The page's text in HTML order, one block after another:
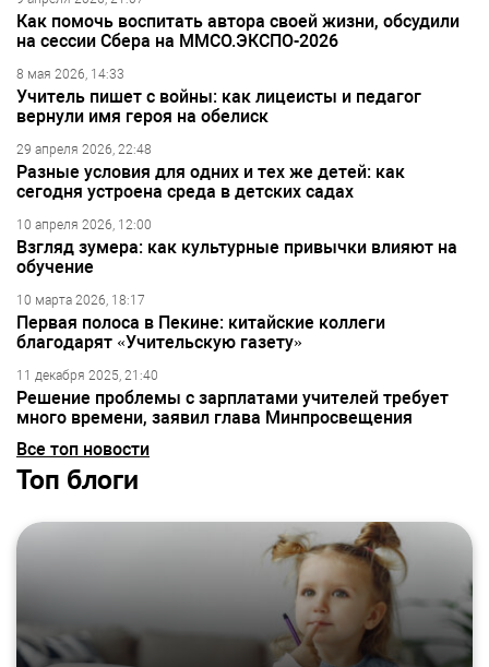
Как помочь воспитать автора своей жизни, обсудили
на сессии Сбера на ММСО.ЭКСПО-2026
8 мая 2026, 14:33
Учитель пишет с войны: как лицеисты и педагог
вернули имя героя на обелиск
29 апреля 2026, 22:48
Разные условия для одних и тех же детей: как
сегодня устроена среда в детских садах
10 апреля 2026, 12:00
Взгляд зумера: как культурные привычки влияют на
обучение
10 марта 2026, 18:17
Первая полоса в Пекине: китайские коллеги
благодарят «Учительскую газету»
11 декабря 2025, 21:40
Решение проблемы с зарплатами учителей требует
много времени, заявил глава Минпросвещения
Все топ новости
Топ блоги